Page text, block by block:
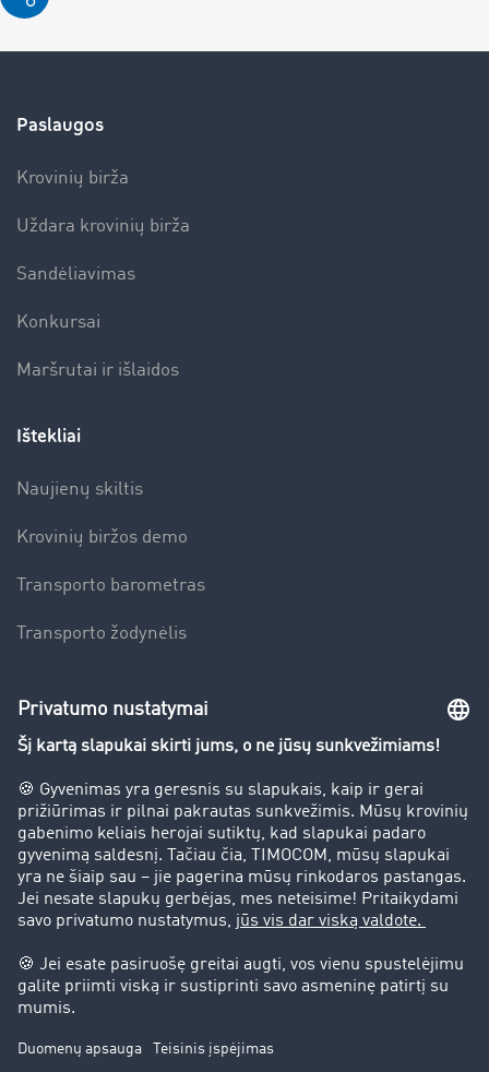
Paslaugos
Krovinių birža
Uždara krovinių birža
Sandėliavimas
Konkursai
Maršrutai ir išlaidos
Ištekliai
Naujienų skiltis
Krovinių biržos demo
Transporto barometras
Transporto žodynėlis
Įmonė
Sėkmės istorijos
Klientai įdarbina klientus
Teisinė informacija
Teisinis pranešimas
Duomenų apsauga
Slapukų nustatymai